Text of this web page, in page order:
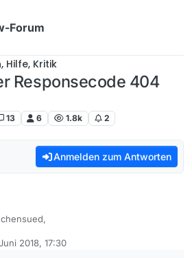
Forum
Hilfe, Kritik
Responsecode 404
13 6 1.8k 2
Anmelden zum Antworten
Infos.
2018, 17:30